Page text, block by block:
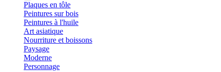
Plaques en tôle
Peintures sur bois
Peintures à l'huile
Art asiatique
Nourriture et boissons
Paysage
Moderne
Personnage